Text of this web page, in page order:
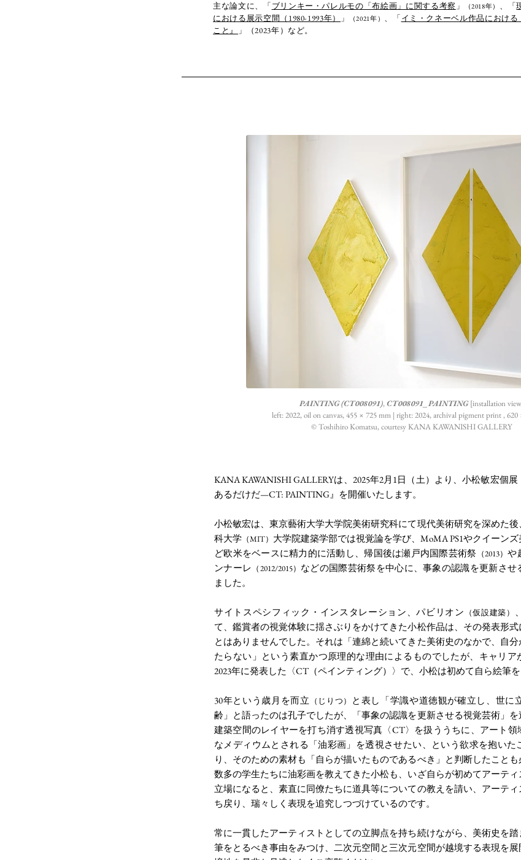
主な論文に、「ブリンキー・パレルモの「布絵画」に関する考察 」 （2018年） 、「
における展示空間（1980-1993年）
」 （2021年） 、「イミ・クネーベル作品におけ
こと』
」（2023年）など。
PAINTING (CT008091), CT008091_PAINTING[installation
left: 2022, oil on canvas, 455 × 725 mm | right: 2024, archival pigment print ,
©︎ Toshihiro Komatsu, courtesy KANA KAWANISHI GALLERY
KANA KAWANISHI GALLERYは、2025年2月1日（土）より、小松敏宏個
あるだけだ—CT: PAINTING』を開催いたします。
小松敏宏は、東京藝術大学大学院美術研究科にて現代美術研究を深めた
科大学 （MIT） 大学院建築学部では視覚論を学び、MoMA PS1やクイーン
ど欧米をベースに精力的に活動し、帰国後は瀬戸内国際芸術祭 （2013）や
ンナーレ （2012/2015） などの国際芸術祭を中心に、事象の認識を更新させ
ました。
サイトスペシフィック・インスタレーション、パビリオン （仮設建築）
て、鑑賞者の視覚体験に揺さぶりをかけてきた小松作品は、その発表形
とはありませんでした。それは「連綿と続いてきた美術史のなかで、自
たらない」という素直かつ原理的な理由によるものでしたが、キャリア
2023年に発表した〈CT（ペインティング）〉で、小松は初めて自ら絵筆を
30年という歳月を而立 （じりつ）
と表し「学識や道徳観が確立し、世に
齢」と語ったのは孔子でしたが、「事象の認識を更新させる視覚芸術」を
建築空間のレイヤーを打ち消す透視写真〈CT〉を扱ううちに、アート
なメディウムとされる「油彩画」を透視させたい、という欲求を抱いた
り、そのための素材も「自らが描いたものであるべき」と判断したこと
数多の学生たちに油彩画を教えてきた小松も、いざ自らが初めてアーテ
立場になると、素直に同僚たちに道具等についての教えを請い、アーテ
ち戻り、瑞々しく表現を追究しつづけているのです。
常に一貫したアーティストとしての立脚点を持ち続けながら、美術史を
筆をとるべき事由をみつけ、二次元空間と三次元空間が越境する表現を